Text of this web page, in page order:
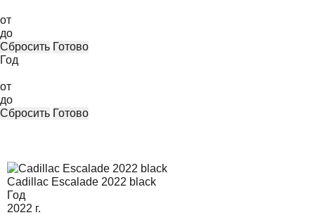
от
до
Сбросить Готово
Год
от
до
Сбросить Готово
Cadillac Escalade 2022 black
Год
2022 г.